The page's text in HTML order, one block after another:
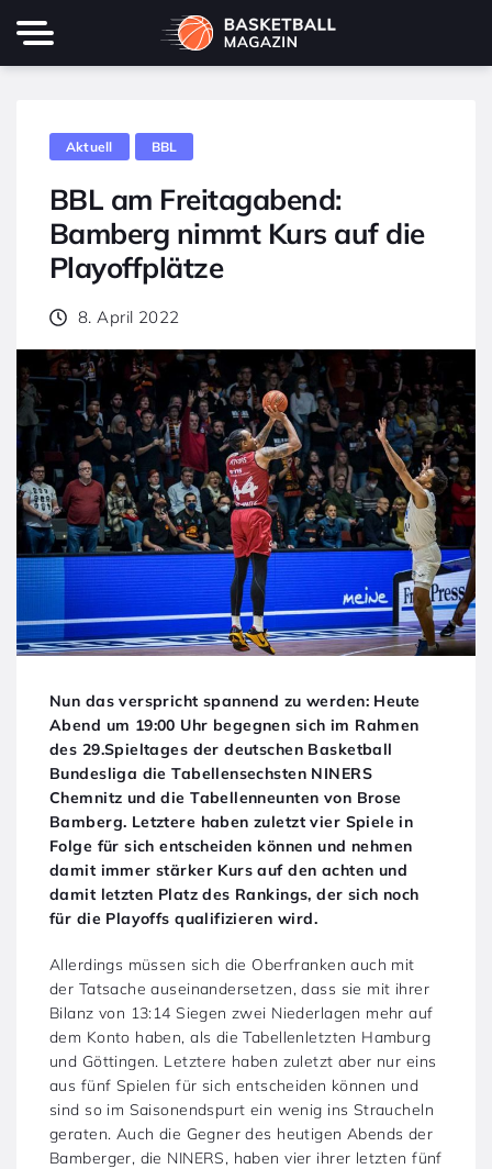
Aktuell BBL
BBL am Freitagabend:
Bamberg nimmt Kurs auf die
Playoffplätze
8. April 2022
Nun das verspricht spannend zu werden: Heute
Abend um 19:00 Uhr begegnen sich im Rahmen
des 29.Spieltages der deutschen Basketball
Bundesliga die Tabellensechsten NINERS
Chemnitz und die Tabellenneunten von Brose
Bamberg. Letztere haben zuletzt vier Spiele in
Folge für sich entscheiden können und nehmen
damit immer stärker Kurs auf den achten und
damit letzten Platz des Rankings, der sich noch
für die Playoffs qualifizieren wird.
Allerdings müssen sich die Oberfranken auch mit
der Tatsache auseinandersetzen, dass sie mit ihrer
Bilanz von 13:14 Siegen zwei Niederlagen mehr auf
dem Konto haben, als die Tabellenletzten Hamburg
und Göttingen. Letztere haben zuletzt aber nur eins
aus fünf Spielen für sich entscheiden können und
sind so im Saisonendspurt ein wenig ins Straucheln
geraten. Auch die Gegner des heutigen Abends der
Bamberger, die NINERS, haben vier ihrer letzten fünf